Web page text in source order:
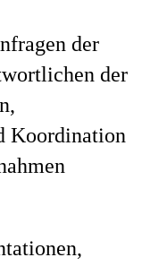
der
der
Koordination